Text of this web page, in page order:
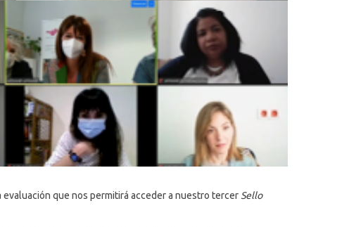
que nos permitirá acceder a nuestro tercerSello